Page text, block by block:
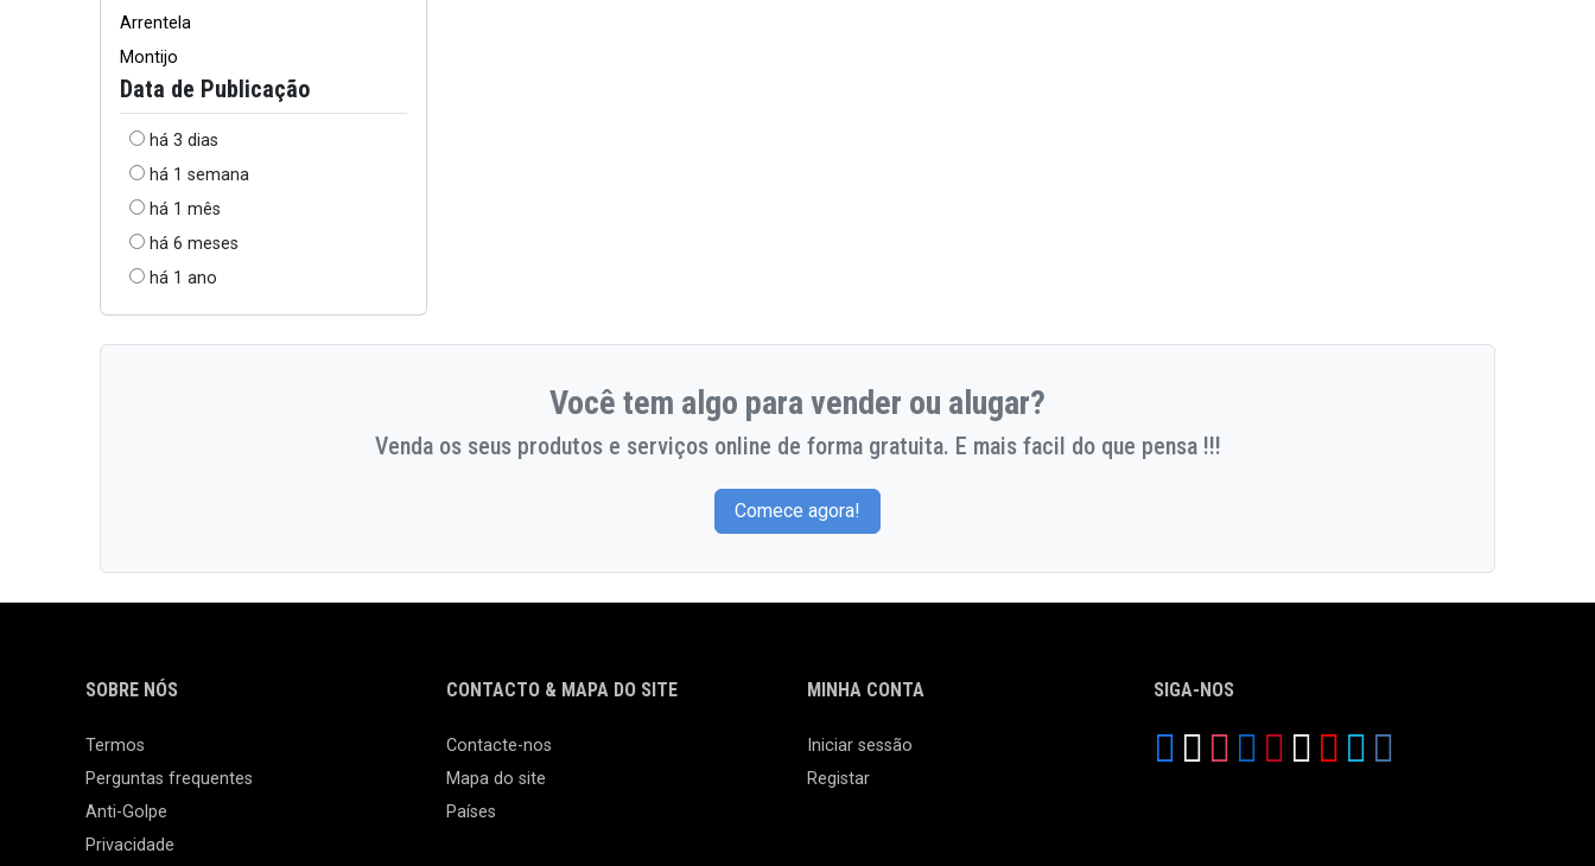
Arrentela
Montijo
Data de Publicação
há 3 dias
há 1 semana
há 1 mês
há 6 meses
há 1 ano
Você tem algo para vender ou alugar?
Venda os seus produtos e serviços online de forma gratuita. E mais facil do que pensa !!!
Comece agora!
SOBRE NÓS
Termos
Perguntas frequentes
Anti-Golpe
Privacidade
CONTACTO & MAPA DO SITE
Contacte-nos
Mapa do site
Países
MINHA CONTA
Iniciar sessão
Registar
SIGA-NOS